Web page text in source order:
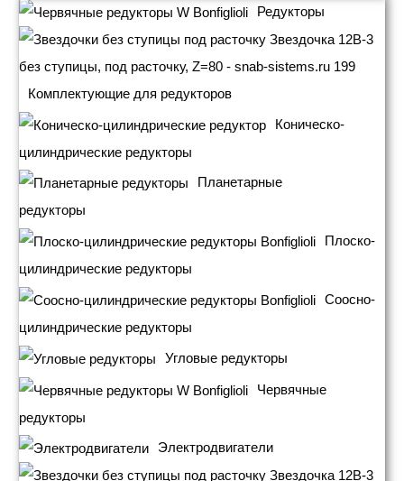
Редукторы
Комплектующие для редукторов
Коническо-
цилиндрические редукторы
Планетарные
редукторы
Плоско-
цилиндрические редукторы
Соосно-
цилиндрические редукторы
Угловые редукторы
Червячные
редукторы
Электродвигатели